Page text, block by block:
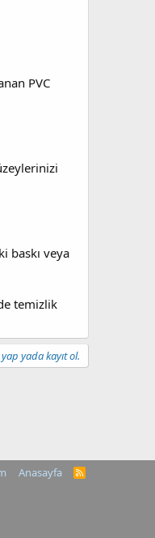
PVC
baskı veya
temizlik
yada kayıt ol.
Anasayfa
R